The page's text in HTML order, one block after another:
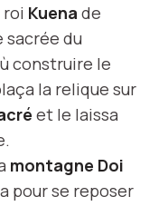
roi Kuena de
sacrée du
construire le
la relique sur
et le laissa
montagne Doi
pour se reposer